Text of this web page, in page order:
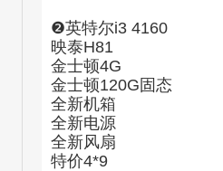
❷英特尔i3 4160
映泰H81
金士顿4G
金士顿120G固态
全新机箱
全新电源
全新风扇
特价4*9